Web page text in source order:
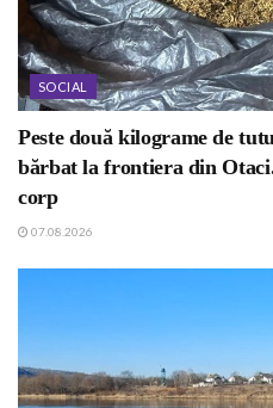
SOCIAL
Peste două kilograme de
bărbat la frontiera din
corp
07.08.2026